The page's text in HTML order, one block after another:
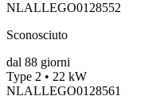
NLALLEGO0128552
Sconosciuto
dal 88 giorni
Type 2 • 22 kW
NLALLEGO0128561